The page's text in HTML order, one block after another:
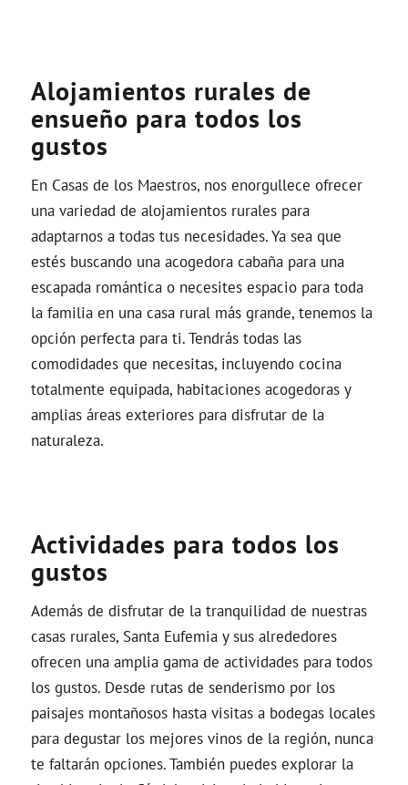
Alojamientos rurales de
ensueño para todos los
gustos
En Casas de los Maestros, nos enorgullece ofrecer
una variedad de alojamientos rurales para
adaptarnos a todas tus necesidades. Ya sea que
estés buscando una acogedora cabaña para una
escapada romántica o necesites espacio para toda
la familia en una casa rural más grande, tenemos la
opción perfecta para ti. Tendrás todas las
comodidades que necesitas, incluyendo cocina
totalmente equipada, habitaciones acogedoras y
amplias áreas exteriores para disfrutar de la
naturaleza.
Actividades para todos los
gustos
Además de disfrutar de la tranquilidad de nuestras
casas rurales, Santa Eufemia y sus alrededores
ofrecen una amplia gama de actividades para todos
los gustos. Desde rutas de senderismo por los
paisajes montañosos hasta visitas a bodegas locales
para degustar los mejores vinos de la región, nunca
te faltarán opciones. También puedes explorar la